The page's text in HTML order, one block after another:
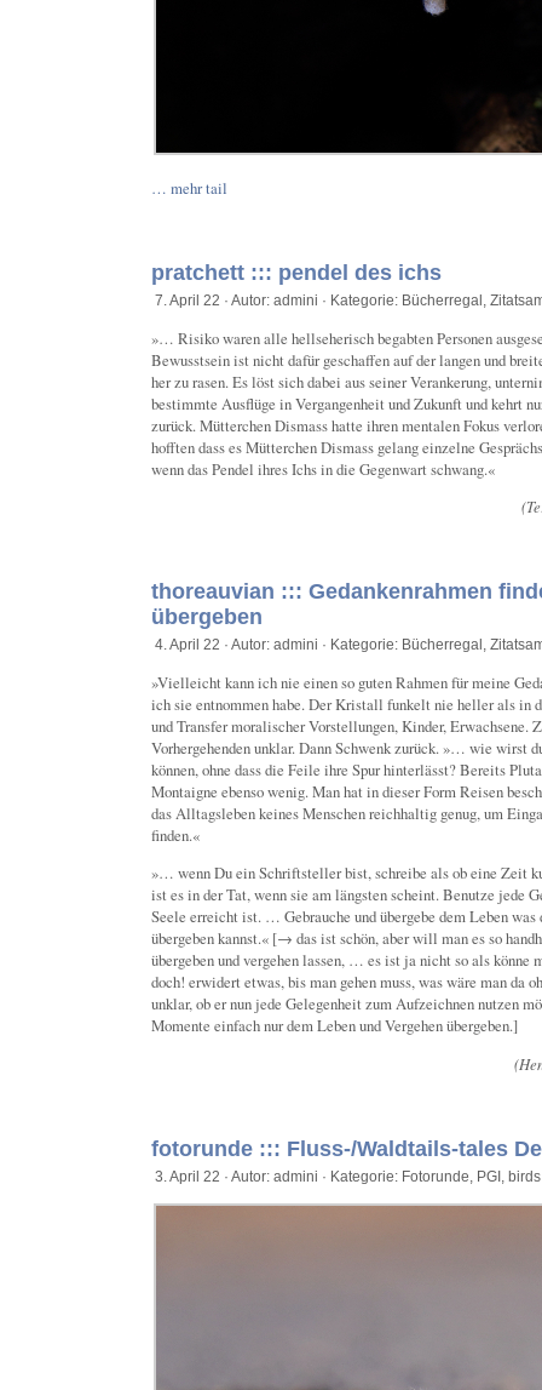
… mehr tail
pratchett ::: pendel des ichs
7. April 22 · Autor: admini · Kategorie: Bücherregal
»… Risiko waren alle hellseherisch begabten Personen
Bewusstsein ist nicht dafür geschaffen auf der langen und
her zu rasen. Es löst sich dabei aus seiner Verankerung,
bestimmte Ausflüge in Vergangenheit und Zukunft und kehrt
zurück. Mütterchen Dismass hatte ihren mentalen Fokus
hofften dass es Mütterchen Dismass gelang einzelne
wenn das Pendel ihres Ichs in die Gegenwart schwang.«
thoreauvian ::: Gedankenrahmen
übergeben
4. April 22 · Autor: admini · Kategorie: Bücherregal
»Vielleicht kann ich nie einen so guten Rahmen für meine
ich sie entnommen habe. Der Kristall funkelt nie heller als in
und Transfer moralischer Vorstellungen, Kinder, Erwachsene.
Vorhergehenden unklar. Dann Schwenk zurück. »… wie wirst
können, ohne dass die Feile ihre Spur hinterlässt? Bereits
Montaigne ebenso wenig. Man hat in dieser Form Reisen
das Alltagsleben keines Menschen reichhaltig genug, um
finden.«
»… wenn Du ein Schriftsteller bist, schreibe als ob eine Zeit
ist es in der Tat, wenn sie am längsten scheint. Benutze jede
Seele erreicht ist. … Gebrauche und übergebe dem Leben
übergeben kannst.« [→ das ist schön, aber will man es so
übergeben und vergehen lassen, … es ist ja nicht so als könne
doch! erwidert etwas, bis man gehen muss, was wäre man da
unklar, ob er nun jede Gelegenheit zum Aufzeichnen nutzen
Momente einfach nur dem Leben und Vergehen übergeben.]
fotorunde ::: Fluss-/Waldtails-tales
3. April 22 · Autor: admini · Kategorie: Fotorunde PGI